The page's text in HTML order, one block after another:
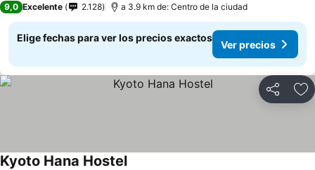
9,0 Excelente 2.128 a 3.9 km de: Centro de la ciudad
Elige fechas para ver los precios exactos
Ver precios
Compartir
Kyoto Hana Hostel